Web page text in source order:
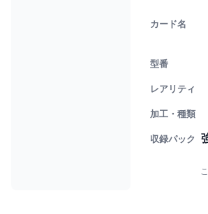
カード名
型番
レアリティ
加工・種類
収録パック